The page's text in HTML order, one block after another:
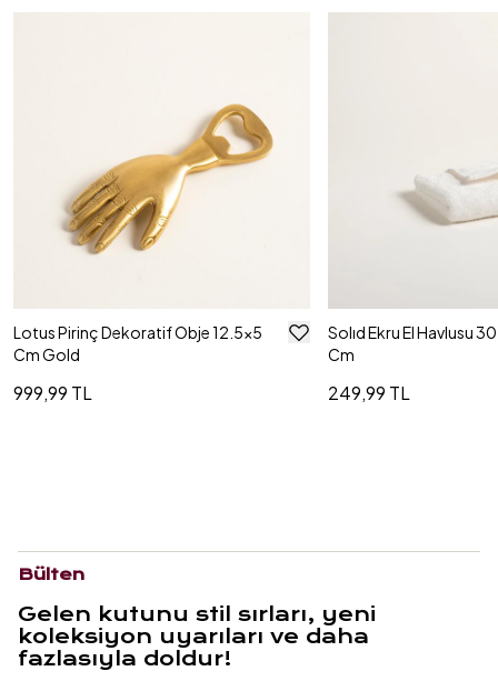
Lotus Pirinç Dekoratif Obje 12.5x5
Cm Gold
999,99 TL
Solıd Ekru El Havlusu
Cm
249,99 TL
Bülten
Gelen kutunu stil sırları, yeni
koleksiyon uyarıları ve daha
fazlasıyla doldur!